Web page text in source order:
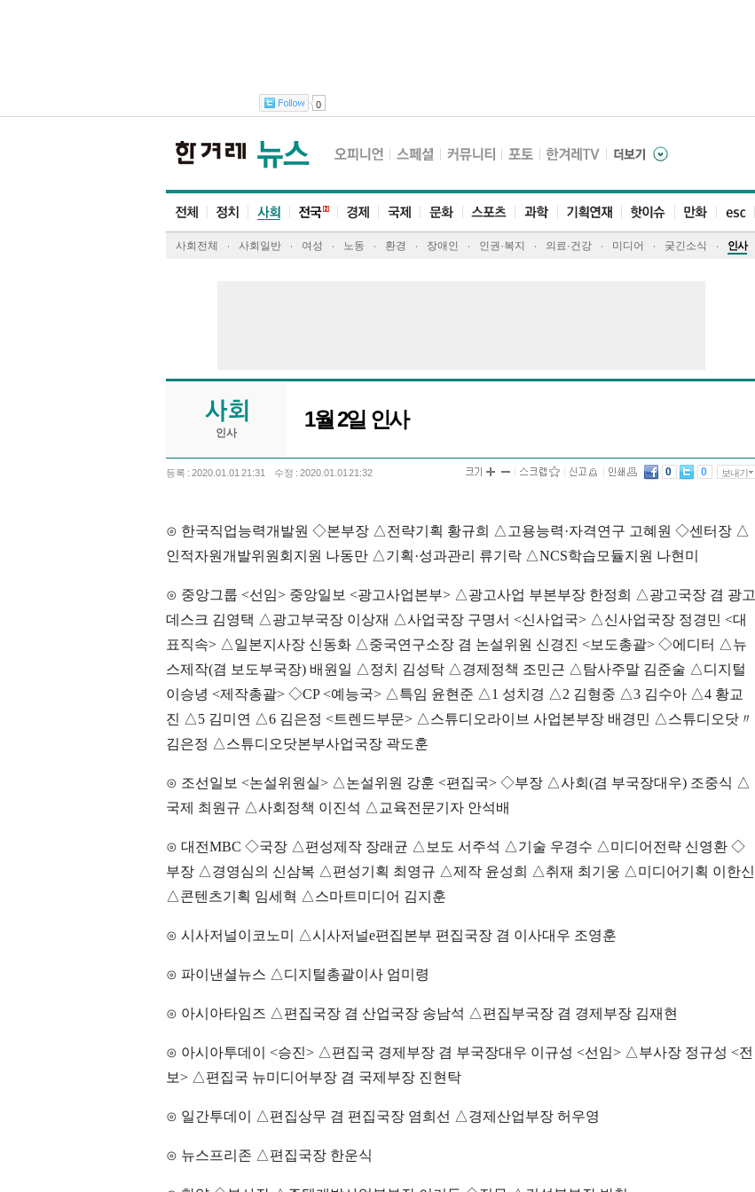
0
사회전체 사회일반 여성 노동 환경 장애인 인권·복지 의료·건강 미디어 궂긴소식 인사
인사
1월 2일 인사
등록 : 2020.01.01 21:31 수정 : 2020.01.01 21:32 0 0 보내기
⊙ 한국직업능력개발원 ◇본부장 △전략기획 황규희 △고용능력·자격연구 고혜원 ◇센터장 △
인적자원개발위원회지원 나동만 △기획·성과관리 류기락 △NCS학습모듈지원 나현미
⊙ 중앙그룹 <선임> 중앙일보 <광고사업본부> △광고사업 부본부장 한정희 △광고국장 겸 광고
데스크 김영택 △광고부국장 이상재 △사업국장 구명서 <신사업국> △신사업국장 정경민 <대
표직속> △일본지사장 신동화 △중국연구소장 겸 논설위원 신경진 <보도총괄> ◇에디터 △뉴
스제작(겸 보도부국장) 배원일 △정치 김성탁 △경제정책 조민근 △탐사주말 김준술 △디지털
이승녕 <제작총괄> ◇CP <예능국> △특임 윤현준 △1 성치경 △2 김형중 △3 김수아 △4 황교
진 △5 김미연 △6 김은정 <트렌드부문> △스튜디오라이브 사업본부장 배경민 △스튜디오닷〃
김은정 △스튜디오닷본부사업국장 곽도훈
⊙ 조선일보 <논설위원실> △논설위원 강훈 <편집국> ◇부장 △사회(겸 부국장대우) 조중식 △
국제 최원규 △사회정책 이진석 △교육전문기자 안석배
⊙ 대전MBC ◇국장 △편성제작 장래균 △보도 서주석 △기술 우경수 △미디어전략 신영환 ◇
부장 △경영심의 신삼복 △편성기획 최영규 △제작 윤성희 △취재 최기웅 △미디어기획 이한신
△콘텐츠기획 임세혁 △스마트미디어 김지훈
⊙ 시사저널이코노미 △시사저널e편집본부 편집국장 겸 이사대우 조영훈
⊙ 파이낸셜뉴스 △디지털총괄이사 엄미령
⊙ 아시아타임즈 △편집국장 겸 산업국장 송남석 △편집부국장 겸 경제부장 김재현
⊙ 아시아투데이 <승진> △편집국 경제부장 겸 부국장대우 이규성 <선임> △부사장 정규성 <전
보> △편집국 뉴미디어부장 겸 국제부장 진현탁
⊙ 일간투데이 △편집상무 겸 편집국장 염희선 △경제산업부장 허우영
⊙ 뉴스프리존 △편집국장 한운식